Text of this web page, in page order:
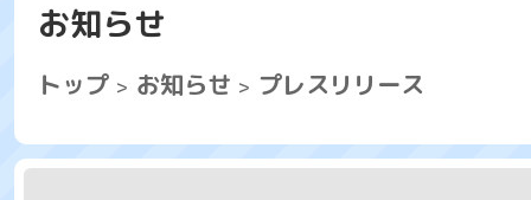
お知らせ
トップ お知らせ プレスリリース